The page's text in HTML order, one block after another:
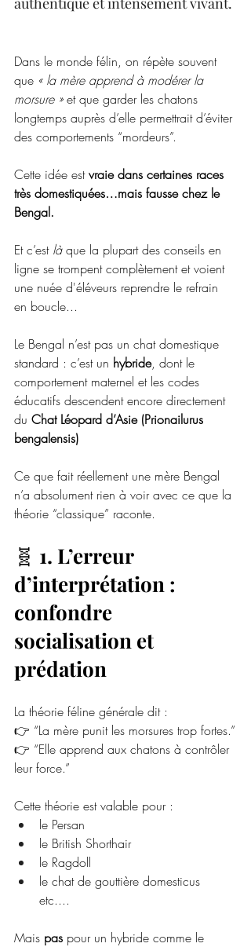
Dans le monde félin, on répète souvent
que « la mère apprend à modérer la
morsure » et que garder les chatons
longtemps auprès d’elle permettrait d’éviter
des comportements “mordeurs”.
Cette idée est vraie dans certaines races
très domestiquées…mais fausse chez le
Bengal.
Et c’est là que la plupart des conseils en
ligne se trompent complètement et voient
une nuée d'éléveurs reprendre le refrain
en boucle...
Le Bengal n’est pas un chat domestique
standard : c’est un hybride, dont le
comportement maternel et les codes
éducatifs descendent encore directement
du Chat Léopard d’Asie (Prionailurus
bengalensis)
Ce que fait réellement une mère Bengal
n’a absolument rien à voir avec ce que la
théorie “classique” raconte.
🧬 1. L’erreur
d’interprétation :
confondre
socialisation et
prédation
La théorie féline générale dit :
👉 “La mère punit les morsures trop fortes.”
👉 “Elle apprend aux chatons à contrôler
leur force.”
Cette théorie est valable pour :
le Persan
le British Shorthair
le Ragdoll
le chat de gouttière domesticus
etc....
Mais pas pour un hybride comme le